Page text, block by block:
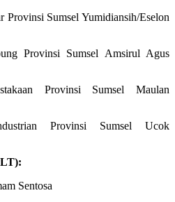
Sumsel Yumidiansih/Eselon
Provinsi Sumsel Amsirul Agus
Provinsi Sumsel Maulan
Provinsi Sumsel Ucok
Sentosa